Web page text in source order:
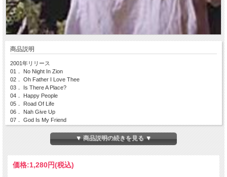
商品説明
2001年リリース
01． No Night In Zion
02． Oh Father I Love Thee
03． Is There A Place?
04． Happy People
05． Road Of Life
06． Nah Give Up
07． God Is My Friend
08． Only A Fool
09． Traveler
10． African Skies
11． A New Day
12． Hardcore
13． Spring Summer
▼ 商品説明の続きを見る ▼
価格:1,280円(税込)